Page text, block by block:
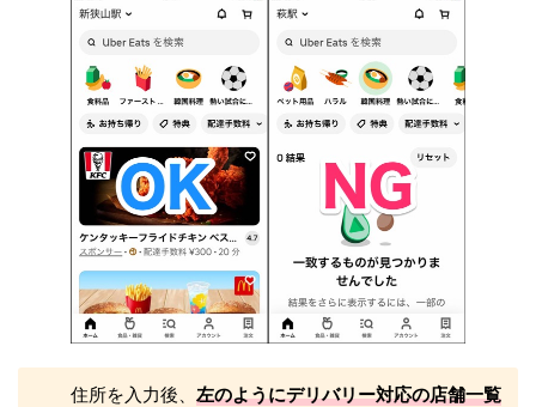
住所を入力後、左のようにデリバリー対応の店舗一覧